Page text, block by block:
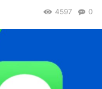
0
4597